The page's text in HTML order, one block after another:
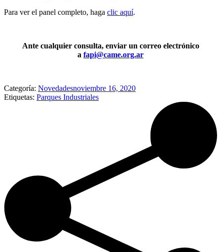
Para ver el panel completo, haga clic aquí.
Ante cualquier consulta, enviar un correo electrónico
a fapi@came.org.ar
Categoría: Novedadesnoviembre 16, 2020
Etiquetas: Parques Industriales